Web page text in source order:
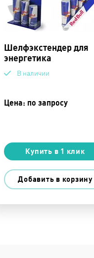
Шелфэкстендер для
энергетика
В наличии
Цена: по запросу
Купить в 1 клик
Добавить в корзину